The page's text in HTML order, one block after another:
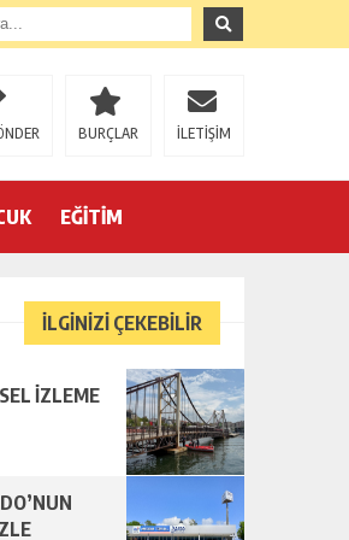
BURÇLAR İLETİŞİM
EĞİTİM
İLGİNİZİ ÇEKEBİLİR
İZLEME